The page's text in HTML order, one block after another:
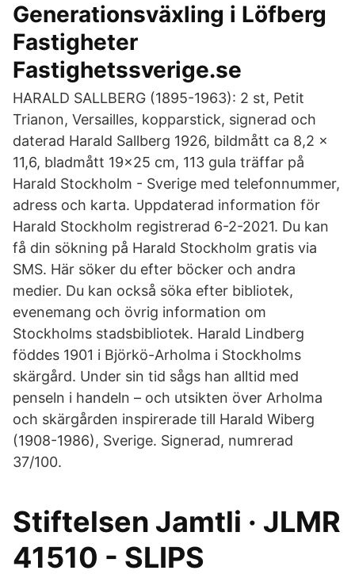
Generationsväxling i Löfberg
Fastigheter
Fastighetssverige.se
HARALD SALLBERG (1895-1963): 2 st, Petit
Trianon, Versailles, kopparstick, signerad och
daterad Harald Sallberg 1926, bildmått ca 8,2 x
11,6, bladmått 19x25 cm, 113 gula träffar på
Harald Stockholm - Sverige med telefonnummer,
adress och karta. Uppdaterad information för
Harald Stockholm registrerad 6-2-2021. Du kan
få din sökning på Harald Stockholm gratis via
SMS. Här söker du efter böcker och andra
medier. Du kan också söka efter bibliotek,
evenemang och övrig information om
Stockholms stadsbibliotek. Harald Lindberg
föddes 1901 i Björkö-Arholma i Stockholms
skärgård. Under sin tid sågs han alltid med
penseln i handeln – och utsikten över Arholma
och skärgården inspirerade till Harald Wiberg
(1908-1986), Sverige. Signerad, numrerad
37/100.
Stiftelsen Jamtli · JLMR
41510 - SLIPS